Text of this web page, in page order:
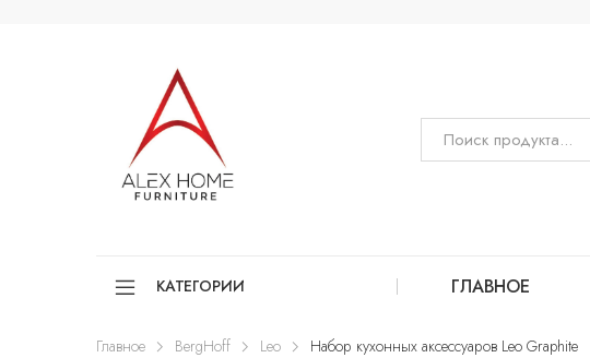
КАТЕГОРИИ ГЛАВНОЕ
Главное BergHoff Leo Набор кухонных аксессуаров Leo Graphite